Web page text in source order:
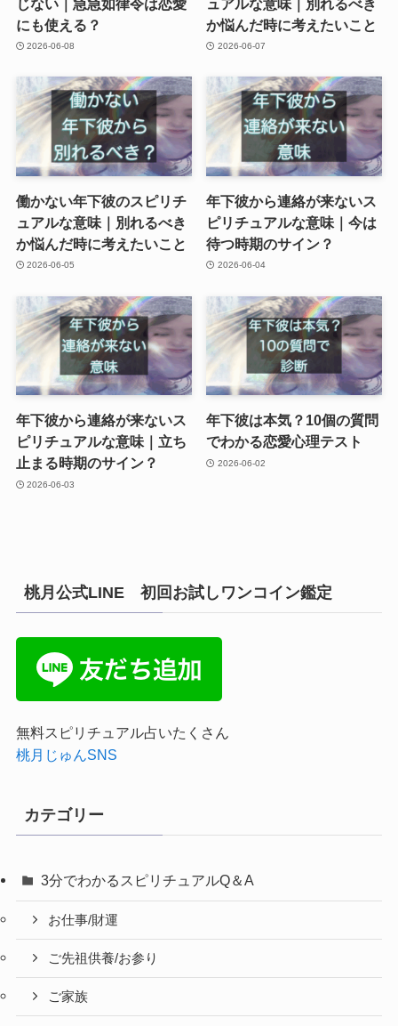
じない｜急急如律令は恋愛
にも使える？
2026-06-08
ュアルな意味｜別れるべき
か悩んだ時に考えたいこと
2026-06-07
働かない年下彼のスピリチ
ュアルな意味｜別れるべき
か悩んだ時に考えたいこと
2026-06-05
年下彼から連絡が来ないス
ピリチュアルな意味｜今は
待つ時期のサイン？
2026-06-04
年下彼から連絡が来ないス
ピリチュアルな意味｜立ち
止まる時期のサイン？
2026-06-03
年下彼は本気？10個の質問
でわかる恋愛心理テスト
2026-06-02
桃月公式LINE 初回お試しワンコイン鑑定
無料スピリチュアル占いたくさん
桃月じゅんSNS
カテゴリー
3分でわかるスピリチュアルQ＆A
お仕事/財運
ご先祖供養/お参り
ご家族